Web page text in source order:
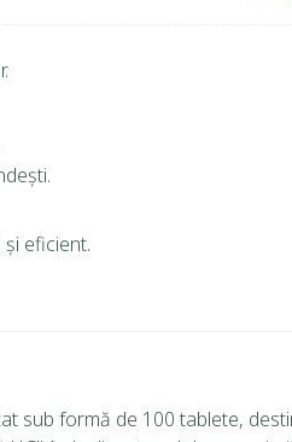
eficient.
sub formă de 100 tablete,